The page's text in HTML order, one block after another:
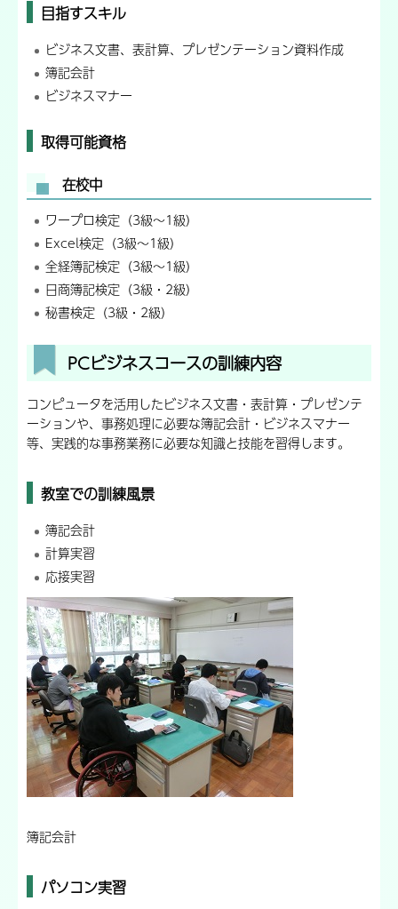
目指すスキル
ビジネス文書、表計算、プレゼンテーション資料作成
簿記会計
ビジネスマナー
取得可能資格
在校中
ワープロ検定（3級～1級）
Excel検定（3級～1級）
全経簿記検定（3級～1級）
日商簿記検定（3級・2級）
秘書検定（3級・2級）
PCビジネスコースの訓練内容
コンピュータを活用したビジネス文書・表計算・プレゼンテ
ーションや、事務処理に必要な簿記会計・ビジネスマナー
等、実践的な事務業務に必要な知識と技能を習得します。
教室での訓練風景
簿記会計
計算実習
応接実習
簿記会計
パソコン実習